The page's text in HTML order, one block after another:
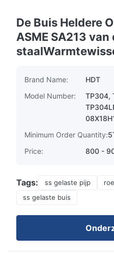
De Buis Heldere
ASME SA213
Brand Name:
HDT
Model Number:
TP304,
Minimum Order Quantity:
Price:
800 -
Tags: ss gelaste pijp
ss gelaste buis